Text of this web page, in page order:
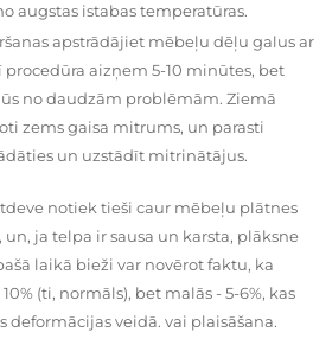
augstas istabas temperatūras.
apstrādājiet mēbeļu dēļu galus ar
procedūra aizņem 5-10 minūtes, bet
no daudzām problēmām. Ziemā
zems gaisa mitrums, un parasti
un uzstādīt mitrinātājus.
notiek tieši caur mēbeļu plātnes
ja telpa ir sausa un karsta, plāksne
laikā bieži var novērot faktu, ka
(ti, normāls), bet malās - 5-6%, kas
deformācijas veidā. vai plaisāšana.